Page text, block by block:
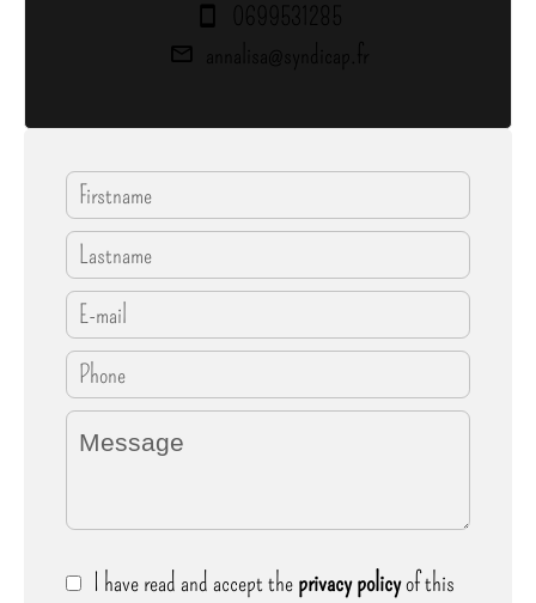
0699531285
annalisa@syndicap.fr
I have read and accept theprivacy policyof this